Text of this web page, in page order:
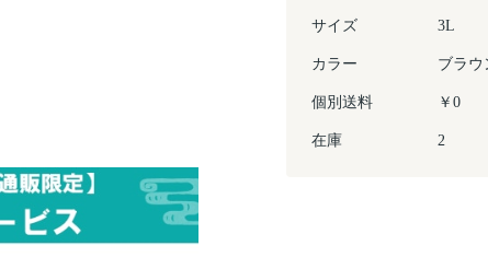
サイズ 3L
カラー ブラウ
個別送料 ￥0
在庫 2